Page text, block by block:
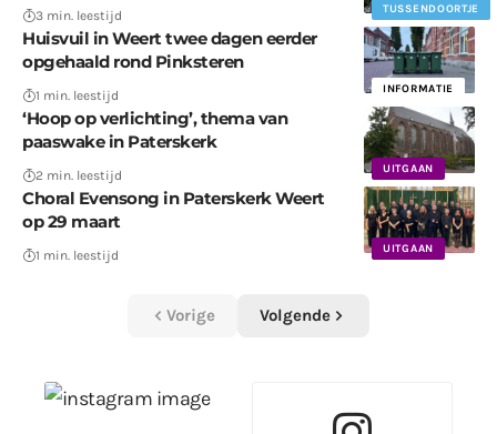
TUSSENDOORTJE
3 min. leestijd
INFORMATIE
Huisvuil in Weert twee dagen eerder
opgehaald rond Pinksteren
1 min. leestijd
UITGAAN
‘Hoop op verlichting’, thema van
paaswake in Paterskerk
2 min. leestijd
UITGAAN
Choral Evensong in Paterskerk Weert
op 29 maart
1 min. leestijd
Vorige Volgende